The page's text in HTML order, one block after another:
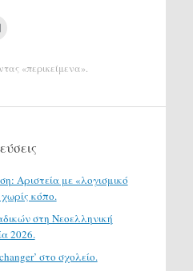
«περικείμενα»
Αριστεία με «λογισμικό
κόπο.
στη Νεοελληνική
2026.
στο σχολείο.